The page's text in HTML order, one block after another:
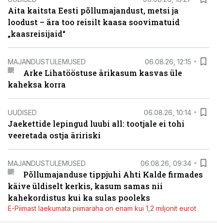
Aita kaitsta Eesti põllumajandust, metsi ja
loodust – ära too reisilt kaasa soovimatuid
„kaasreisijaid“
MAJANDUSTULEMUSED 06.08.26, 12:15
Arke Lihatööstuse ärikasum kasvas üle
kaheksa korra
UUDISED 06.08.26, 10:14
Jaekettide lepingud luubi all: tootjale ei tohi
veeretada ostja äririski
MAJANDUSTULEMUSED 06.08.26, 09:34
Põllumajanduse tippjuhi Ahti Kalde firmades
käive üldiselt kerkis, kasum samas nii
kahekordistus kui ka sulas pooleks
E-Piimast laekumata piimaraha on enam kui 1,2 miljonit eurot